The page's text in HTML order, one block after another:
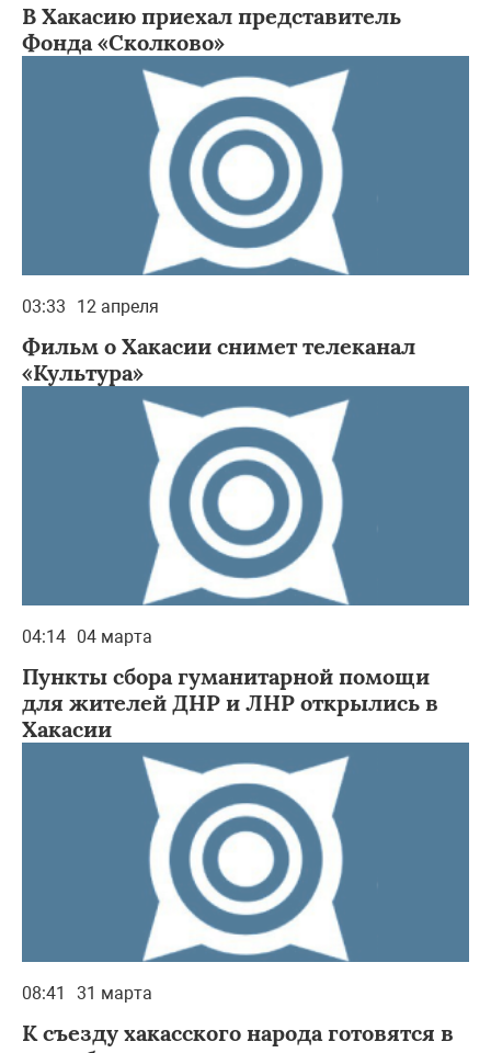
В Хакасию приехал представитель
Фонда «Сколково»
03:33 12 апреля
Фильм о Хакасии снимет телеканал
«Культура»
04:14 04 марта
Пункты сбора гуманитарной помощи
для жителей ДНР и ЛНР открылись в
Хакасии
08:41 31 марта
К съезду хакасского народа готовятся в